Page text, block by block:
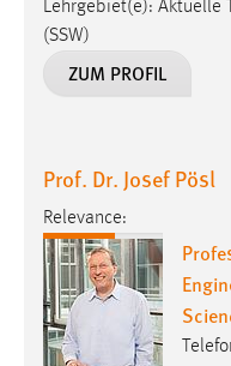
Prof. Dr. Josef Pösl
j.poesl
Programmierung,